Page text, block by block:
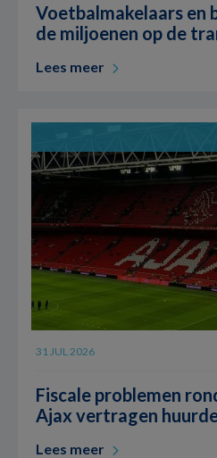
Voetbalmakelaars en
de miljoenen op de
Lees meer
31 JUL 2026
Fiscale problemen
Ajax vertragen
Lees meer